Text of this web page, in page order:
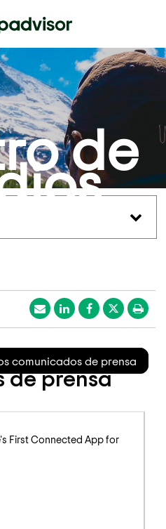
de
comunicados de prensa
de prensa
First Connected App for